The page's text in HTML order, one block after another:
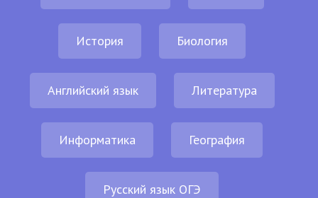
История Биология
Английский язык Литература
Информатика География
Русский язык ОГЭ